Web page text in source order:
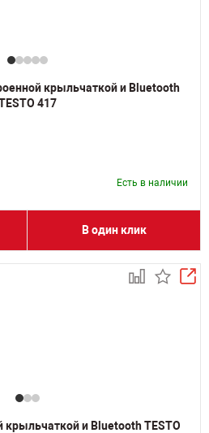
крыльчаткой и Bluetooth
417
Есть в наличии
В один клик
и Bluetooth TESTO